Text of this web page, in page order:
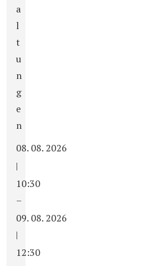
a
l
t
u
n
g
e
n
08. 08. 2026
|
10:30
–
09. 08. 2026
|
12:30